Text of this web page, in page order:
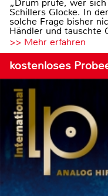
„Drum prüfe, wer
Schillers Glocke. In
solche Frage bisher
Händler und tauschte
>> Mehr erfahren
kostenloses